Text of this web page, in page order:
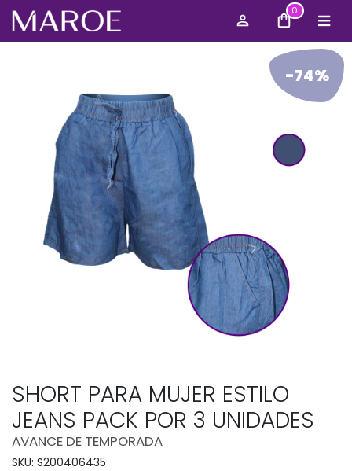
0
-74%
SHORT PARA MUJER ESTILO
JEANS PACK POR 3 UNIDADES
AVANCE DE TEMPORADA
SKU: S200406435